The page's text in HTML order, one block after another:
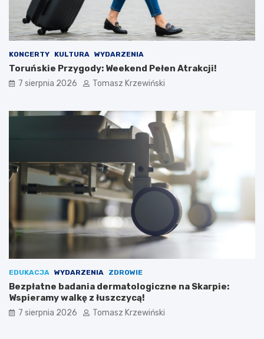
KONCERTY KULTURA WYDARZENIA
Toruńskie Przygody: Weekend Pełen Atrakcji!
7 sierpnia 2026 Tomasz Krzewiński
EDUKACJA WYDARZENIA ZDROWIE
Bezpłatne badania dermatologiczne na Skarpie:
Wspieramy walkę z łuszczycą!
7 sierpnia 2026 Tomasz Krzewiński